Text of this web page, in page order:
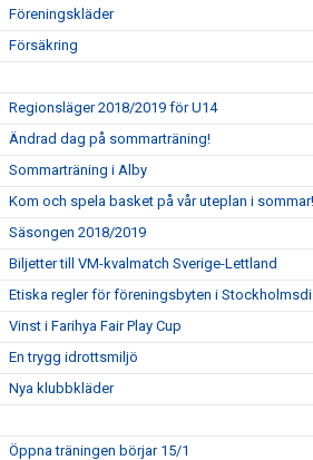
Föreningskläder
Försäkring
Regionsläger 2018/2019 för U14
Ändrad dag på sommarträning!
Sommarträning i Alby
Kom och spela basket på vår uteplan i sommar!
Säsongen 2018/2019
Biljetter till VM-kvalmatch Sverige-Lettland
Etiska regler för föreningsbyten i
Vinst i Farihya Fair Play Cup
En trygg idrottsmiljö
Nya klubbkläder
Öppna träningen börjar 15/1